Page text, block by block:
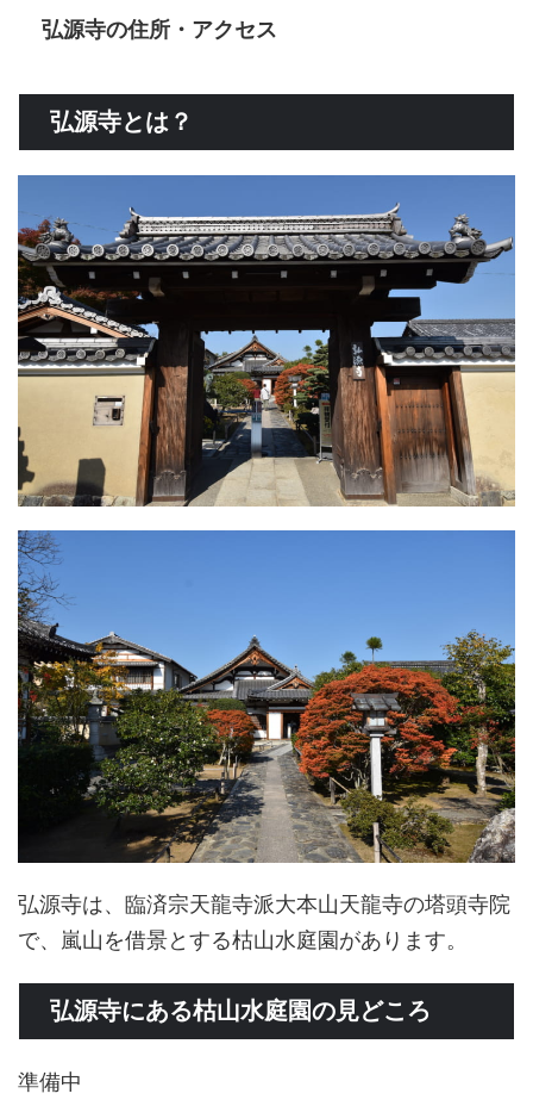
弘源寺の住所・アクセス
弘源寺とは？
弘源寺は、臨済宗天龍寺派大本山天龍寺の塔頭寺院
で、嵐山を借景とする枯山水庭園があります。
弘源寺にある枯山水庭園の見どころ
準備中